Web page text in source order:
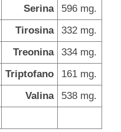
Serina
596 mg.
Tirosina
332 mg.
Treonina
334 mg.
Triptofano
161 mg.
Valina
538 mg.